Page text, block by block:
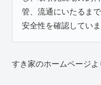
管、流通にいたるま
安全性を確認していま
すき家のホームページよ